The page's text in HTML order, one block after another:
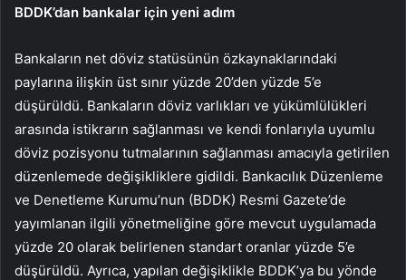
BDDK’dan bankalar için yeni adım
Bankaların net döviz statüsünün özkaynaklarındaki
paylarına ilişkin üst sınır yüzde 20’den yüzde 5’e
düşürüldü. Bankaların döviz varlıkları ve yükümlülükleri
arasında istikrarın sağlanması ve kendi fonlarıyla uyumlu
döviz pozisyonu tutmalarının sağlanması amacıyla getirilen
düzenlemede değişikliklere gidildi. Bankacılık Düzenleme
ve Denetleme Kurumu’nun (BDDK) Resmi Gazete’de
yayımlanan ilgili yönetmeliğine göre mevcut uygulamada
yüzde 20 olarak belirlenen standart oranlar yüzde 5’e
düşürüldü. Ayrıca, yapılan değişiklikle BDDK’ya bu yönde